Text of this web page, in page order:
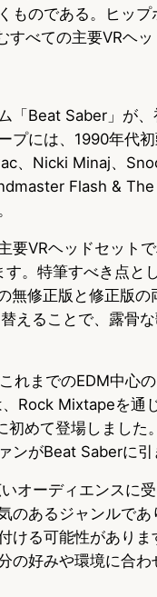
ものである。ヒッ
べての主要VRヘッ
「Beat Saber」が
プには、1990年代
、Nicki Minaj、
Flash &
要VRヘッドセット
。特筆すべき点と
無修正版と修正版
えることで、露骨
れまでのEDM中心
Rock Mixtapeを
めて登場しました
ンがBeat Saberに引
オーディエンスに
のあるジャンルで
ける可能性があり
の好みや環境に合